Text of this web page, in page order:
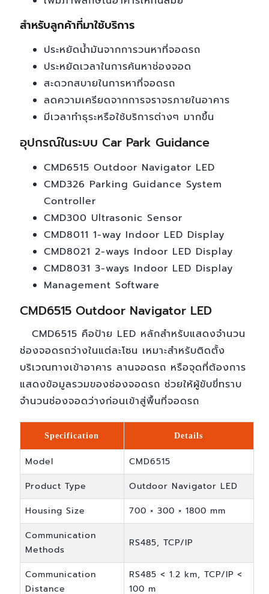
สำหรับลูกค้าที่มาใช้บริการ
ประหยัดน้ำมันจากการวนหาที่จอดรถ
ประหยัดเวลาในการค้นหาช่องจอด
สะดวกสบายในการหาที่จอดรถ
ลดความเครียดจากการจราจรภายในอาคาร
มีเวลาทำธุระหรือใช้บริการต่างๆ มากขึ้น
อุปกรณ์ในระบบ Car Park Guidance
CMD6515 Outdoor Navigator LED
CMD326 Parking Guidance System
Controller
CMD300 Ultrasonic Sensor
CMD8011 1-way Indoor LED Display
CMD8021 2-ways Indoor LED Display
CMD8031 3-ways Indoor LED Display
Management Software
CMD6515 Outdoor Navigator LED
CMD6515 คือป้าย LED หลักสำหรับแสดงจำนวน
ช่องจอดรถว่างในแต่ละโซน เหมาะสำหรับติดตั้ง
บริเวณทางเข้าอาคาร ลานจอดรถ หรือจุดที่ต้องการ
แสดงข้อมูลรวมของช่องจอดรถ ช่วยให้ผู้ขับขี่ทราบ
จำนวนช่องจอดว่างก่อนเข้าสู่พื้นที่จอดรถ
Specification Details
Model
CMD6515
Product Type
Outdoor Navigator LED
Housing Size
700 × 300 × 1800 mm
Communication
Methods
RS485, TCP/IP
Communication
Distance
RS485 < 1.2 km, TCP/IP <
100 m